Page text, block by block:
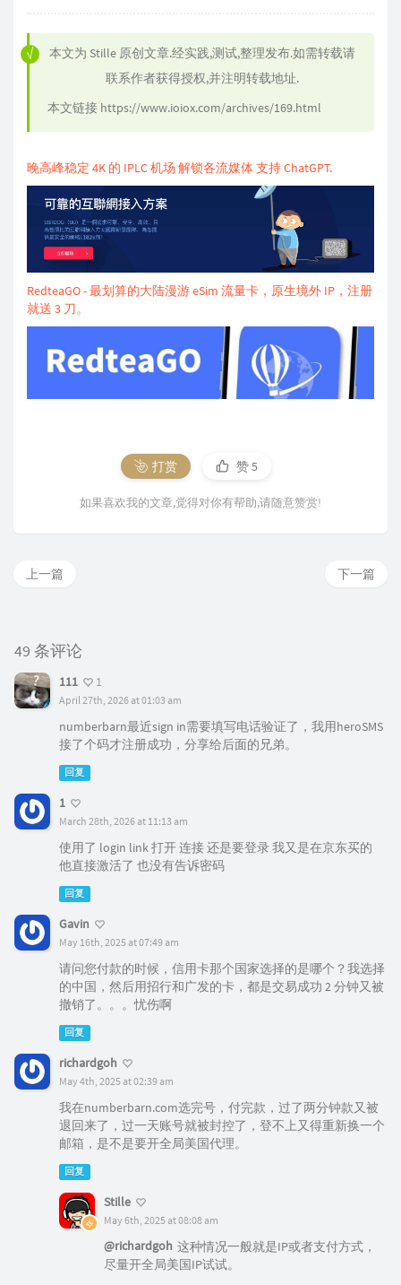
本文为 Stille 原创文章.经实践,测试,整理发布.如需转载请
联系作者获得授权,并注明转载地址.
本文链接 https://www.ioiox.com/archives/169.html
晚高峰稳定 4K 的 IPLC 机场 解锁各流媒体 支持 ChatGPT.
RedteaGO - 最划算的大陆漫游 eSim 流量卡，原生境外 IP，注册
就送 3 刀。
打赏 赞5
如果喜欢我的文章,觉得对你有帮助,请随意赞赏!
下一篇
上一篇
49 条评论
111 1
April 27th, 2026 at 01:03 am
numberbarn最近sign in需要填写电话验证了，我用heroSMS
接了个码才注册成功，分享给后面的兄弟。
回复
1
March 28th, 2026 at 11:13 am
使用了 login link 打开 连接 还是要登录 我又是在京东买的
他直接激活了 也没有告诉密码
回复
Gavin
May 16th, 2025 at 07:49 am
请问您付款的时候，信用卡那个国家选择的是哪个？我选择
的中国，然后用招行和广发的卡，都是交易成功 2 分钟又被
撤销了。。。忧伤啊
回复
richardgoh
May 4th, 2025 at 02:39 am
我在numberbarn.com选完号，付完款，过了两分钟款又被
退回来了，过一天账号就被封控了，登不上又得重新换一个
邮箱，是不是要开全局美国代理。
回复
Stille
May 6th, 2025 at 08:08 am
@richardgoh 这种情况一般就是IP或者支付方式，
尽量开全局美国IP试试。